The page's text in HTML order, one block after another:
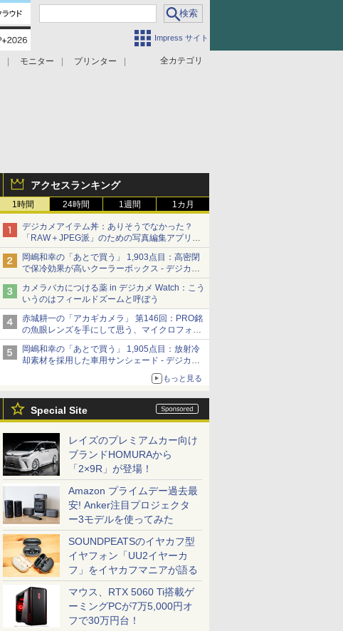
Impress サイト
全カテゴリ
モニター
プリンター
アクセスランキング
1時間 24時間 1週間 1カ月
デジカメアイテム丼：ありそうでなかった？
「RAW＋JPEG派」のための写真編集アプリ
カメラデフォルトのJPEGを大切にする
「Filmator」
岡嶋和幸の「あとで買う」 1,903点目：高密閉
で保冷効果が高いクーラーボックス - デジカメ
Watch
カメラバカにつける薬 in デジカメ Watch：こう
いうのはフィールドズームと呼ぼう
赤城耕一の「アカギカメラ」 第146回：PRO銘
の魚眼レンズを手にして思う、マイクロフォー
サーズへの期待と可能性
岡嶋和幸の「あとで買う」 1,905点目：放射冷
却素材を採用した車用サンシェード - デジカメ
もっと見る
Special Site
レイズのプレミアムカー向け
ブランドHOMURAから
「2×9R」が登場！
Amazon プライムデー過去最
安! Anker注目プロジェクタ
ー3モデルを使ってみた
SOUNDPEATSのイヤカフ型
イヤフォン「UU2イヤーカ
フ」をイヤカフマニアが語る
マウス、RTX 5060 Ti搭載ゲ
ーミングPCが7万5,000円オ
フで30万円台！